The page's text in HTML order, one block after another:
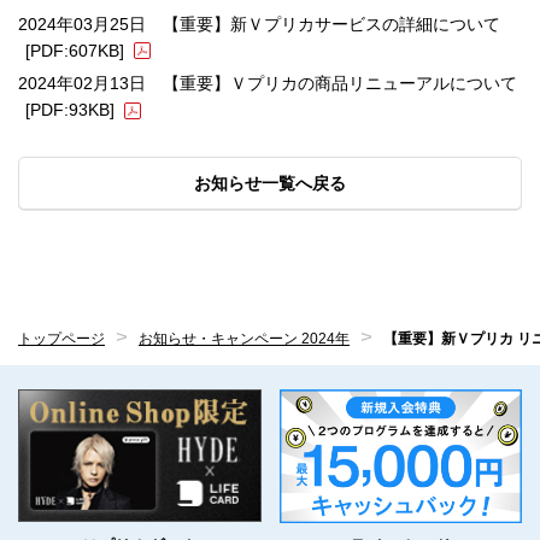
2024年03月25日 【重要】新Ｖプリカサービスの詳細について
[PDF:607KB]
2024年02月13日 【重要】Ｖプリカの商品リニューアルについて
[PDF:93KB]
お知らせ一覧へ戻る
トップページ お知らせ・キャンペーン 2024年 【重要】新Ｖプリカ